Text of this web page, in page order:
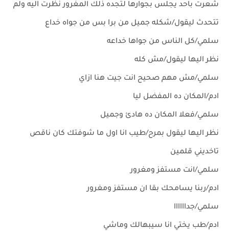
شعرت باحد يجلس بجوارها لتجده ذلك المغرور نظرت اليه ولم
تتحدث ليقول/شكله جميل من برا بس من جواه خداع
سلمي/كل الناس من جواها خداعه
نظر اليها ليقول/مش كله
سلمي/مش مهم صحيح انت جيت هنا ازاي
ادم/المكان ده المفضل ليا
سلمي/فعلا المكان ده هادئ وجميل
نظر اليها ليقول بمرح/طيب انا اول ما شوفتك كان ناقص
تاخديني قلمين
سلمي/انت مستفز ومغرور
ادم/ربنا يسامحك بقا ان مستفز ومغرور
سلمي/جداااااا
ادم/طب يختي انا سيبهالك وماشي